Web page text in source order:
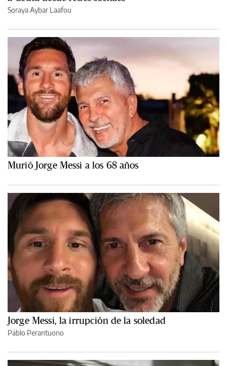
Soraya Aybar Laafou
Murió Jorge Messi a los 68 años
Jorge Messi, la irrupción de la soledad
Pablo Perantuono